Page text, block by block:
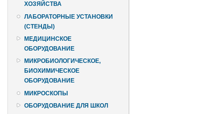
ХОЗЯЙСТВА
ЛАБОРАТОРНЫЕ УСТАНОВКИ
(СТЕНДЫ)
МЕДИЦИНСКОЕ
ОБОРУДОВАНИЕ
МИКРОБИОЛОГИЧЕСКОЕ,
БИОХИМИЧЕСКОЕ
ОБОРУДОВАНИЕ
МИКРОСКОПЫ
ОБОРУДОВАНИЕ ДЛЯ ШКОЛ